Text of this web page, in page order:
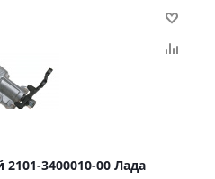
3400010-00 Лада